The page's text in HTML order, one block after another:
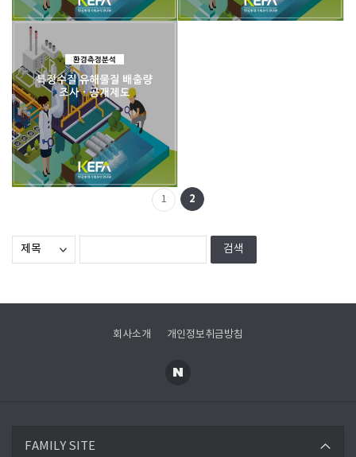
1 2
회사소개 개인정보취금방침
FAMILY SITE
한국환경공단